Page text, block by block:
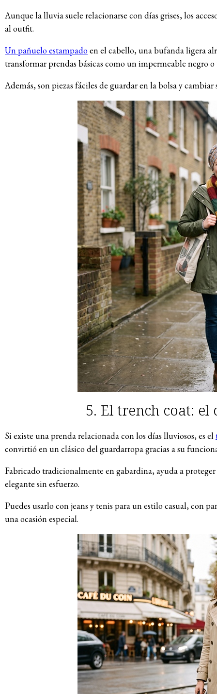
Aunque la lluvia suele relacionarse con días grises, los
al outfit.
Un pañuelo estampadoen el cabello, una bufanda ligera
transformar prendas básicas como un impermeable negro
Además, son piezas fáciles de guardar en la bolsa y cambiar
5. El trench coat: el
Si existe una prenda relacionada con los días lluviosos, es el
convirtió en un clásico del guardarropa gracias a su
Fabricado tradicionalmente en gabardina, ayuda a
elegante sin esfuerzo.
Puedes usarlo con jeans y tenis para un estilo casual, con
una ocasión especial.